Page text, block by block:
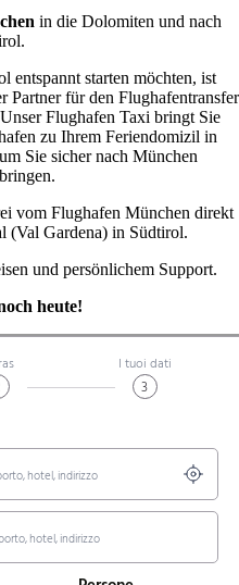
in die Dolomiten und nach
entspannt starten möchten, ist
Partner für den Flughafentransfer
Flughafen Taxi bringt Sie
zu Ihrem Feriendomizil in
Sie sicher nach München
vom Flughafen München direkt
(Val Gardena) in Südtirol.
und persönlichem Support.
heute!